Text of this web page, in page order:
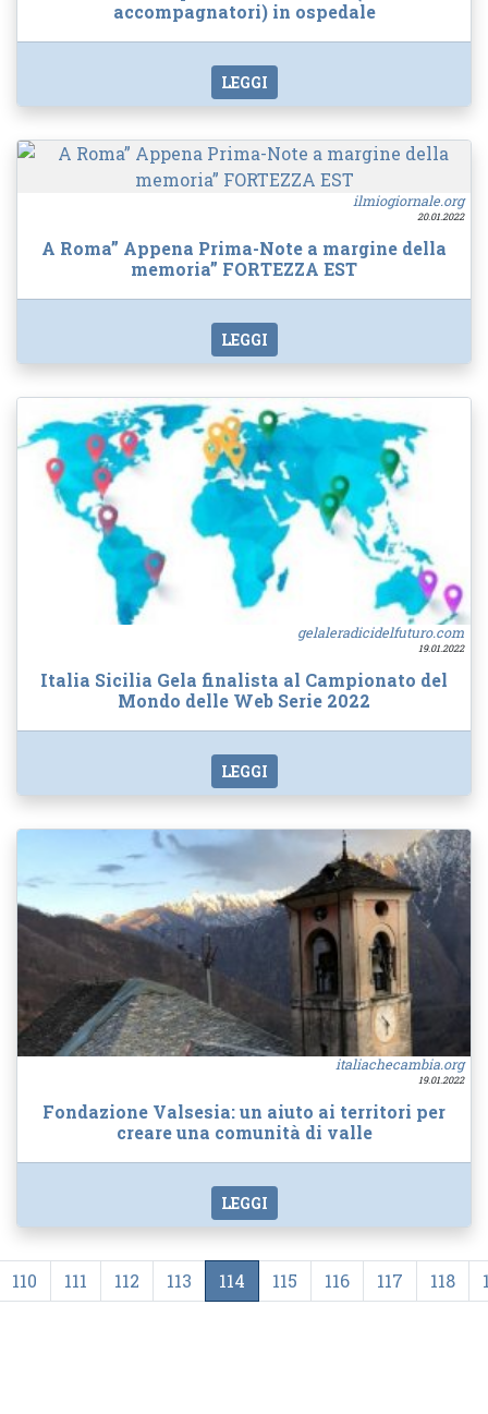
accompagnatori) in ospedale
LEGGI
ilmiogiornale.org
20.01.2022
A Roma” Appena Prima-Note a margine della
memoria” FORTEZZA EST
LEGGI
gelaleradicidelfuturo.com
19.01.2022
Italia Sicilia Gela finalista al Campionato del
Mondo delle Web Serie 2022
LEGGI
italiachecambia.org
19.01.2022
Fondazione Valsesia: un aiuto ai territori per
creare una comunità di valle
LEGGI
110 111 112 113 114 115 116 117 118